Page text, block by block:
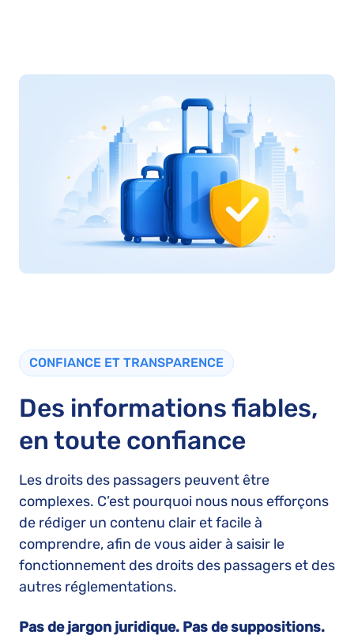
CONFIANCE ET TRANSPARENCE
Des informations fiables,
en toute confiance
Les droits des passagers peuvent être
complexes. C’est pourquoi nous nous efforçons
de rédiger un contenu clair et facile à
comprendre, afin de vous aider à saisir le
fonctionnement des droits des passagers et des
autres réglementations.
Pas de jargon juridique. Pas de suppositions.